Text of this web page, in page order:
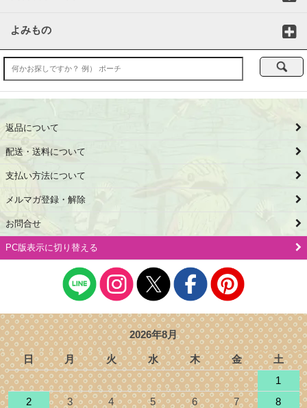
よみもの
返品について
配送・送料について
支払い方法について
メルマガ登録・解除
お問合せ
PC版表示に切り替える
2026年8月
日 月 火 水 木 金
土
1
2
3 4 5 6 7
8